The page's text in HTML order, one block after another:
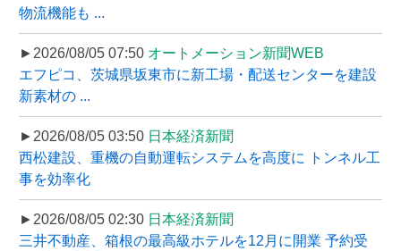
物流機能も ...
►2026/08/05 07:50 オートメーション新聞WEB
エフピコ、茨城県坂東市に新工場・配送センターを建設
新素材の ...
►2026/08/05 03:50 日本経済新聞
西松建設、重機の自動運転システムを高度に トンネル工
事を効率化
►2026/08/05 02:30 日本経済新聞
三井不動産、箱根の最高級ホテルを12月に開業 予約受